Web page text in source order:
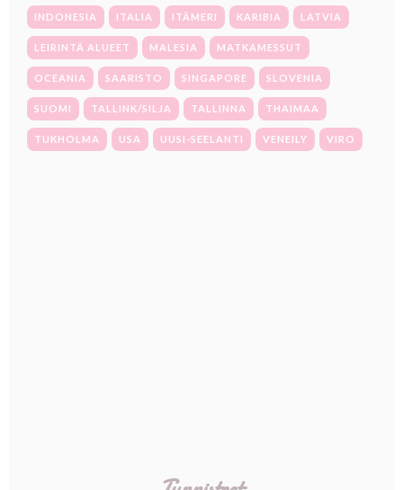
INDONESIA ITALIA ITÄMERI KARIBIA LATVIA
LEIRINTÄ ALUEET MALESIA MATKAMESSUT
OCEANIA SAARISTO SINGAPORE SLOVENIA
SUOMI TALLINK/SILJA TALLINNA THAIMAA
TUKHOLMA USA UUSI-SEELANTI VENEILY VIRO